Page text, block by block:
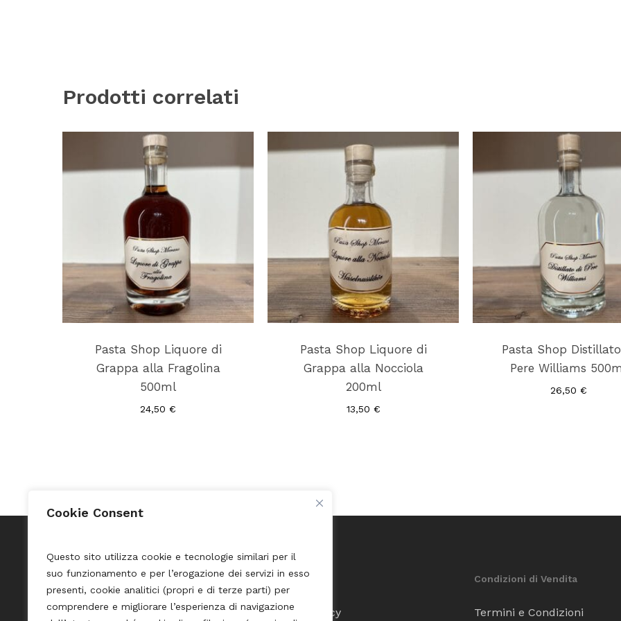
Cookie Consent
Questo sito utilizza cookie e tecnologie similari per il
suo funzionamento e per l’erogazione dei servizi in esso
presenti, cookie analitici (propri e di terze parti) per
comprendere e migliorare l’esperienza di navigazione
Prodotti correlati
Pasta Shop Liquore di
Grappa alla Fragolina
500ml
24,50 €
Pasta Shop Liquore di
Grappa alla Nocciola
200ml
13,50 €
Pasta Shop
Pere Williams
26,50 €
Pasta Shop Merano
Via Portici, 53
Credits
Privacy Policy
Condizioni di Vendita
Termini e Condizioni